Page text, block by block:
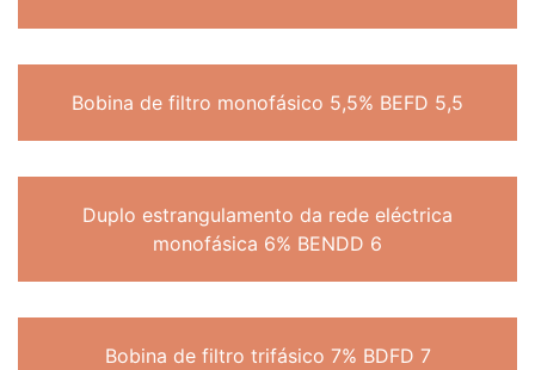
Bobina de filtro monofásico 5,5% BEFD 5,5
Duplo estrangulamento da rede eléctrica
monofásica 6% BENDD 6
Bobina de filtro trifásico 7% BDFD 7